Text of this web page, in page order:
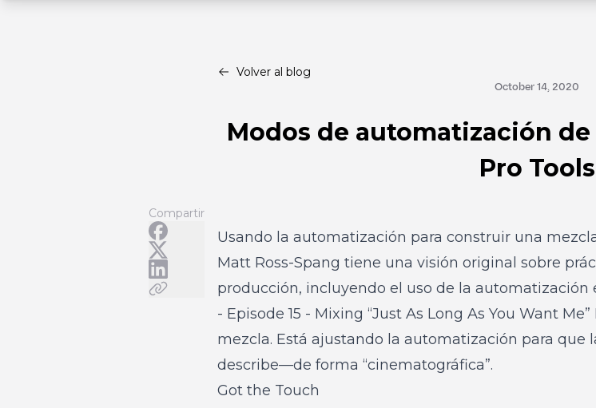
Volver al blog
October 14, 2020
Modos de automatización de
Pro Tools
Compartir
Usando la automatización para construir una
Matt Ross-Spang tiene una visión original sobre
producción, incluyendo el uso de la automatización
- Episode 15 - Mixing “Just As Long As You Want Me”
mezcla. Está ajustando la automatización para que
describe—de forma “cinematográfica”.
Got the Touch